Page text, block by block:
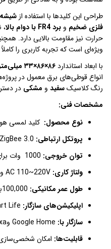
طراحی این کلیدها با استفاده از
فلزی ضخیم و بردFR4 با دوام بالا،
حرارت نیز مقاومت بالایی دارد.
ویژه‌ای است که تجربه کاربری را
با ابعاد استاندارد۸۶×۸۶×۳۳
انواع قوطی‌های برق معمول در
رنگ کلاسیکسفید و مشکی در
مشخصات فنی:
نوع محصول: کلید لمسی
پروتکل ارتباطی: ZigBee 3.0
توان خروجی: 1000 وات
ولتاژ کاری: AC 110~220V و
طول عمر مکانیکی: 100,000
اپلیکیشن‌های سازگار: Life
سازگار با: Google Home و
قابلیت‌ها: امکان